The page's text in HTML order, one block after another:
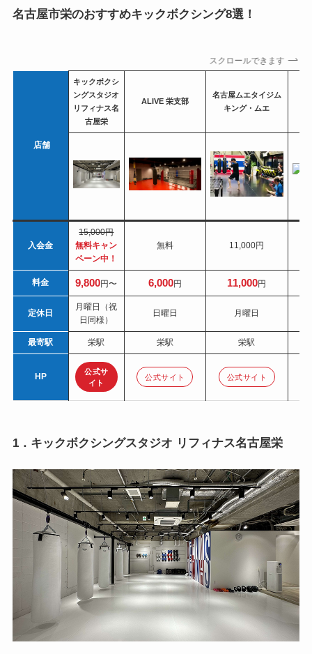
名古屋市栄のおすすめキックボクシング8選！
スクロールできます
店舗
キックボクシ
ングスタジオ
リフィナス名
古屋栄
ALIVE 栄支部
名古屋ムエタイジム
キング・ムエ
入会金
15,000円
無料キャン
ペーン中！
無料 11,000円
料金 9,800円〜 6,000円 11,000円
定休日
月曜日（祝
日同様）
日曜日 月曜日
最寄駅 栄駅 栄駅 栄駅
HP
公式サ
イト
公式サイト 公式サイト
1．キックボクシングスタジオ リフィナス名古屋栄